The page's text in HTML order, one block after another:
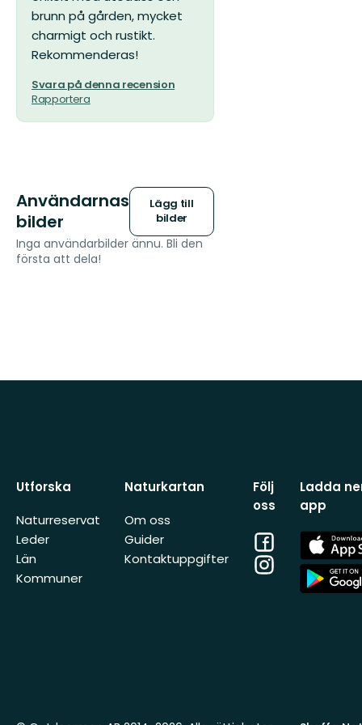
brunn på gården, mycket
charmigt och rustikt.
Rekommenderas!
Svara på denna recension
Rapportera
Användarnas
bilder
Lägg till
bilder
Inga användarbilder ännu. Bli den
första att dela!
Utforska
Naturreservat
Leder
Län
Kommuner
Naturkartan
Om oss
Guider
Kontaktuppgifter
Följ
oss
Facebook
Instagram
Ladda
app
App
Store
App
Store